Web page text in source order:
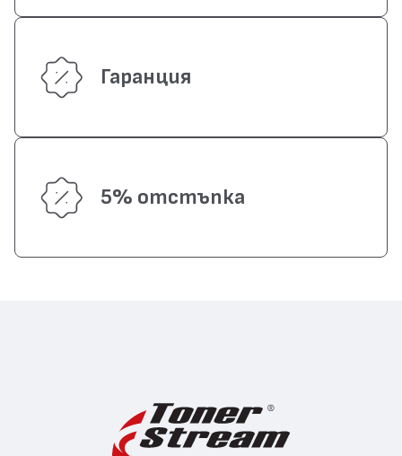
Гаранция
5% отстъпка